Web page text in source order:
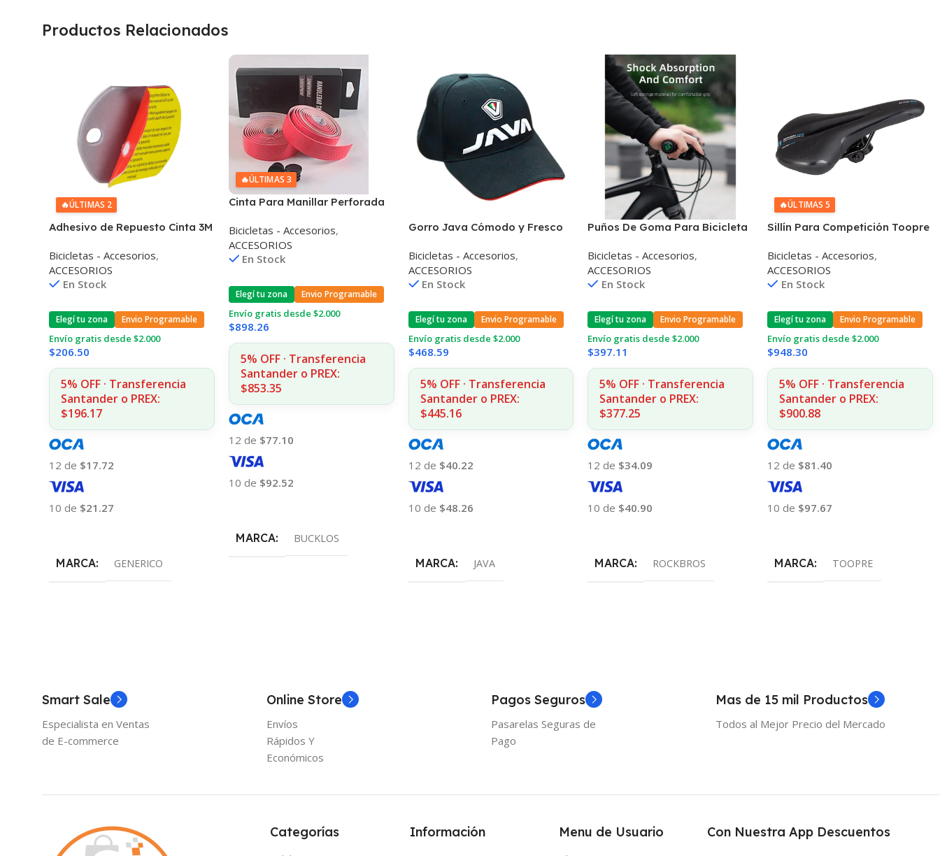
Productos Relacionados
🔥ÚLTIMAS 2
Adhesivo de Repuesto Cinta 3M
Bicicletas - Accesorios,
ACCESORIOS
En Stock
Elegí tu zona Envio Programable
Envío gratis desde $2.000
$206.50
5% OFF · Transferencia
Santander o PREX:
$196.17
12 de $17.72
10 de $21.27
MARCA GENERICO
🔥ÚLTIMAS 3
Cinta Para Manillar Perforada
Bicicletas - Accesorios,
ACCESORIOS
En Stock
Elegí tu zona Envio Programable
Envío gratis desde $2.000
$898.26
5% OFF · Transferencia
Santander o PREX:
$853.35
12 de $77.10
10 de $92.52
MARCA BUCKLOS
Gorro Java Cómodo y Fresco
Bicicletas - Accesorios,
ACCESORIOS
En Stock
Elegí tu zona Envio Programable
Envío gratis desde $2.000
$468.59
5% OFF · Transferencia
Santander o PREX:
$445.16
12 de $40.22
10 de $48.26
MARCA JAVA
Puños De Goma Para Bicicleta
Bicicletas - Accesorios,
ACCESORIOS
En Stock
Elegí tu zona Envio Programable
Envío gratis desde $2.000
$397.11
5% OFF · Transferencia
Santander o PREX:
$377.25
12 de $34.09
10 de $40.90
MARCA ROCKBROS
🔥ÚLTIMAS 5
Sillín Para Competición Toopre
Bicicletas - Accesorios,
ACCESORIOS
En Stock
Elegí tu zona Envio Programable
Envío gratis desde $2.000
$948.30
5% OFF · Transferencia
Santander o PREX:
$900.88
12 de $81.40
10 de $97.67
MARCA TOOPRE
Smart Sale
Especialista en Ventas
de E-commerce
Online Store
Envíos
Rápidos Y
Económicos
Pagos Seguros
Pasarelas Seguras de
Pago
Mas de 15 mil Productos
Todos al Mejor Precio del Mercado
Categorías Información Menu de Usuario Con Nuestra App Descuentos